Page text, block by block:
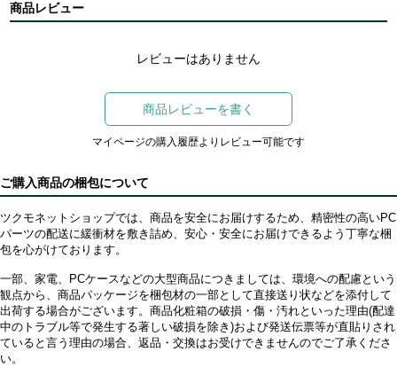
商品レビュー
レビューはありません
商品レビューを書く
マイページの購入履歴よりレビュー可能です
ご購入商品の梱包について
ツクモネットショップでは、商品を安全にお届けするため、精密性の高いPC
パーツの配送に緩衝材を敷き詰め、安心・安全にお届けできるよう丁寧な梱
包を心がけております。
一部、家電、PCケースなどの大型商品につきましては、環境への配慮という
観点から、商品パッケージを梱包材の一部として直接送り状などを添付して
出荷する場合がございます。商品化粧箱の破損・傷・汚れといった理由(配達
中のトラブル等で発生する著しい破損を除き)および発送伝票等が直貼りされ
ていると言う理由の場合、返品・交換はお受けできませんのでご了承くださ
い。